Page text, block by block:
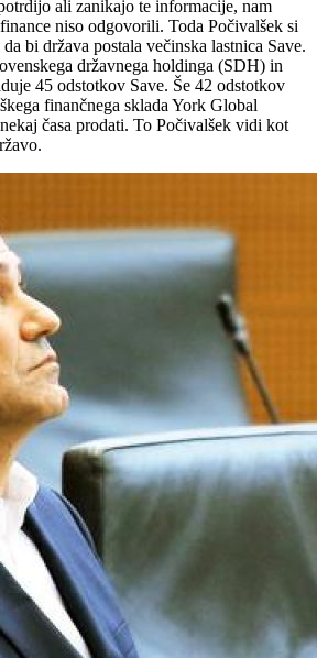
ali zanikajo te informacije, nam
niso odgovorili. Toda Počivalšek si
bi država postala večinska lastnica Save.
državnega holdinga (SDH) in
45 odstotkov Save. Še 42 odstotkov
finančnega sklada York Global
časa prodati. To Počivalšek vidi kot